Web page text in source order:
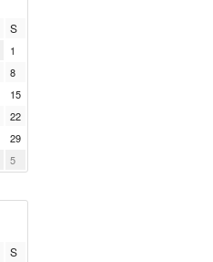
S
1
8
15
22
29
5
S